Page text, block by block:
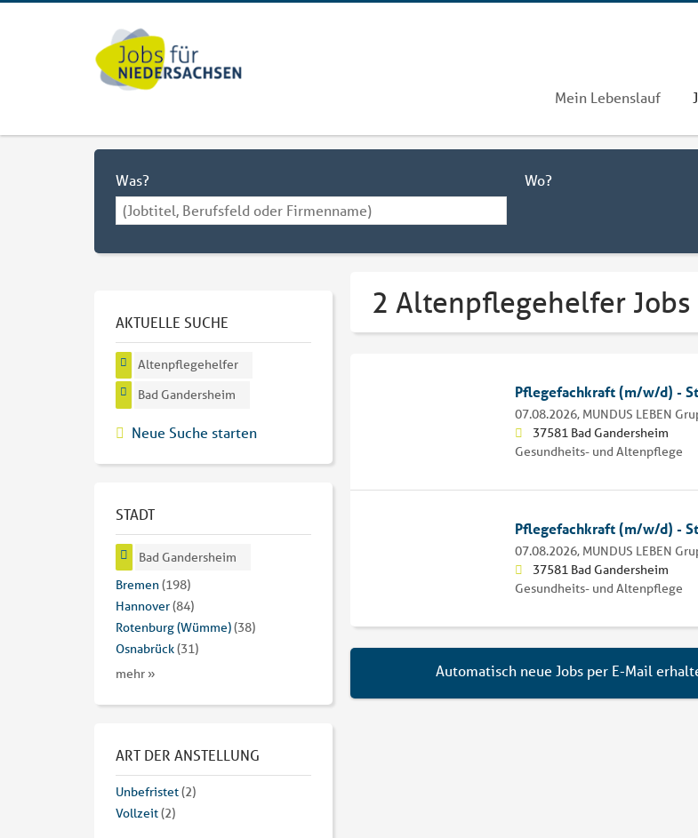
Mein Lebenslauf
Was? Wo?
2 Altenpflegehelfer
Pflegefachkraft (m/w/d) -
07.08.2026, MUNDUS LEBEN
37581 Bad Gandersheim
Gesundheits- und Altenpflege
Pflegefachkraft (m/w/d) -
07.08.2026, MUNDUS LEBEN
37581 Bad Gandersheim
Gesundheits- und Altenpflege
Automatisch neue Jobs per E-Mail
AKTUELLE SUCHE
Altenpflegehelfer
Bad Gandersheim
Neue Suche starten
STADT
Bad Gandersheim
Bremen(198)
Hannover(84)
Rotenburg (Wümme)(38)
Osnabrück(31)
mehr »
ART DER ANSTELLUNG
Unbefristet(2)
Vollzeit(2)